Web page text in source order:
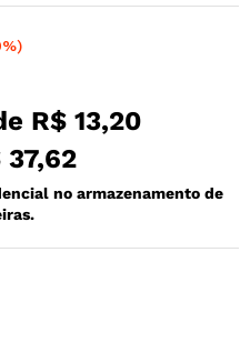
R$ 13,20
37,62
no armazenamento de